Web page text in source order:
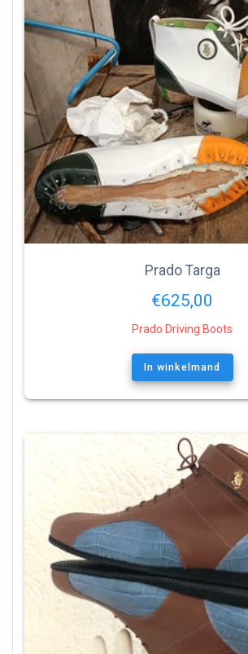
Prado Targa
€625,00
Prado Driving Boots
In winkelmand